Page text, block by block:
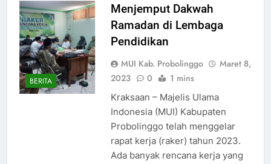
BERITA
Menjemput Dakwah
Ramadan di Lembaga
Pendidikan
MUI Kab. Probolinggo
Maret 8,
2023
0 1 mins
Kraksaan – Majelis Ulama
Indonesia (MUI) Kabupaten
Probolinggo telah menggelar
rapat kerja (raker) tahun 2023.
Ada banyak rencana kerja yang